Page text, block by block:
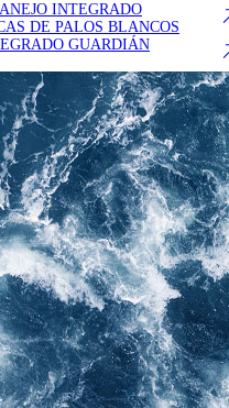
INTEGRADO
DE PALOS BLANCOS
GUARDIÁN